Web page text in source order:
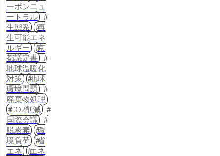
ーボンニュ
ートラル
生態系
再
生可能エネ
ルギー
京
都議定書
地球温暖化
対策
地球
環境問題
廃棄物処理
CO2削減
国際会議
脱炭素
環
境負荷
省
エネ
エネ